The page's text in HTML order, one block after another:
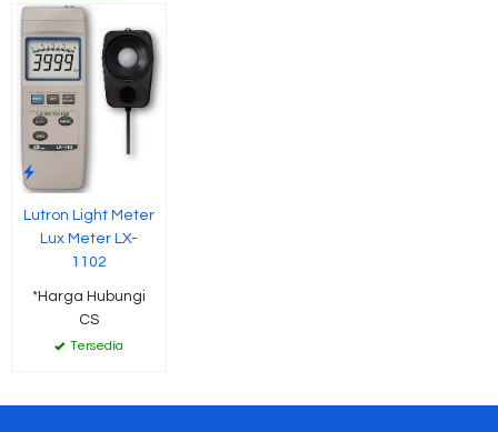
Lutron Light Meter
Lux Meter LX-
1102
*Harga Hubungi
CS
Tersedia